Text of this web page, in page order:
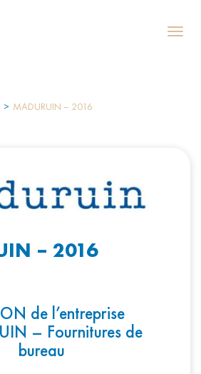
MADURUIN – 2016
– 2016
de l’entreprise
– Fournitures de
bureau